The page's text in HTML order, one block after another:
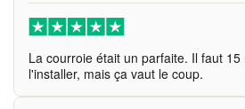
La courroie était un parfaite. Il faut
l'installer, mais ça vaut le coup.